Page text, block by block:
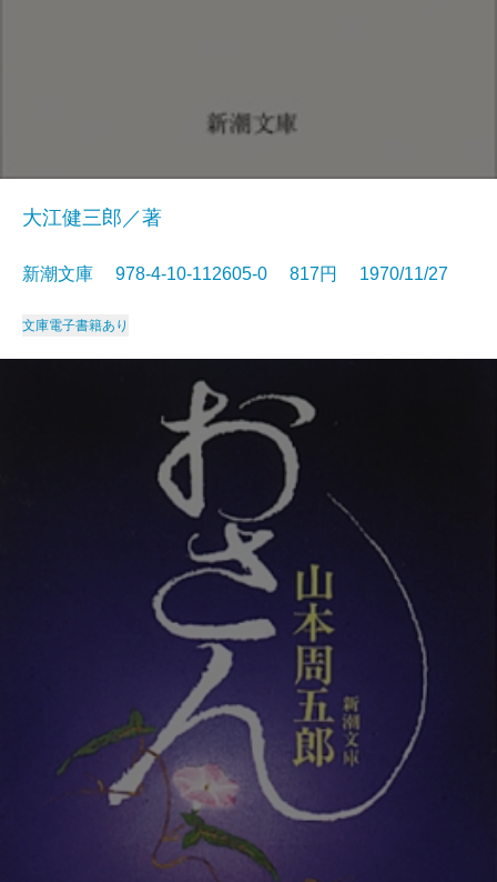
大江健三郎／著
新潮文庫 978-4-10-112605-0 817円 1970/11/27
文庫電子書籍あり